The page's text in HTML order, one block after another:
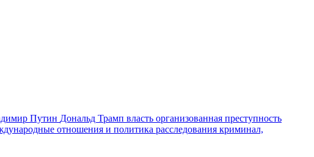
Путин Дональд Трамп власть организованная преступность
отношения и политика расследования криминал,